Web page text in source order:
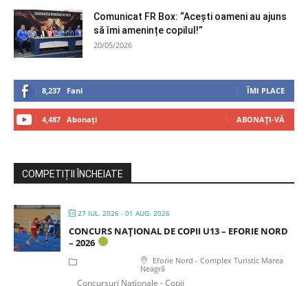
Comunicat FR Box: “Acești oameni au ajuns
să îmi amenințe copilul!”
20/05/2026
8,237 Fani ÎMI PLACE
4,487 Abonați ABONAȚI-VĂ
COMPETIȚII ÎNCHEIATE
27 IUL. 2026 - 01 AUG. 2026
CONCURS NAȚIONAL DE COPII U13 – EFORIE NORD
– 2026
Eforie Nord - Complex Turistic Marea
Neagră
Concursuri Naționale - Copii